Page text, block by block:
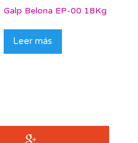
Galp Belona EP-00 18Kg
Leer más